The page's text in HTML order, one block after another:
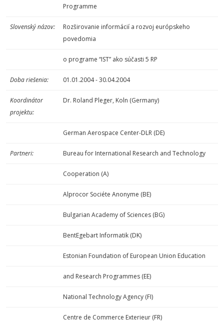
Programme
Slovenský názov:
Rozširovanie informácií a rozvoj európskeho
povedomia
o programe “IST” ako súčasti 5 RP
Doba riešenia: 01.01.2004 - 30.04.2004
Koordinátor
projektu:
Dr. Roland Pleger, Koln (Germany)
German Aerospace Center-DLR (DE)
Partneri: Bureau for International Research and Technology
Cooperation (A)
Alprocor Sociéte Anonyme (BE)
Bulgarian Academy of Sciences (BG)
BentEgebart Informatik (DK)
Estonian Foundation of European Union Education
and Research Programmes (EE)
National Technology Agency (FI)
Centre de Commerce Exterieur (FR)